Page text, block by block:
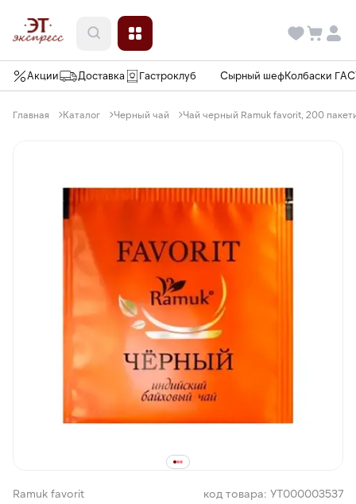
Акции Доставка Гастроклуб Сырный шефКолбаски
Главная Каталог Черный чай Чай черный Ramuk favorit, 200
Ramuk favorit код товара: УТ000003537